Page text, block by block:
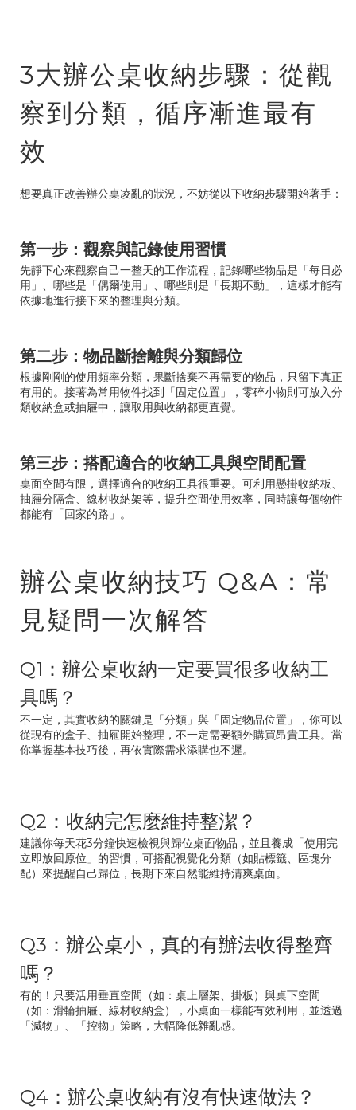
3大辦公桌收納步驟：從觀
察到分類，循序漸進最有
效
想要真正改善辦公桌凌亂的狀況，不妨從以下收納步驟開始著手：
第一步：觀察與記錄使用習慣
先靜下心來觀察自己一整天的工作流程，記錄哪些物品是「每日必
用」、哪些是「偶爾使用」、哪些則是「長期不動」，這樣才能有
依據地進行接下來的整理與分類。
第二步：物品斷捨離與分類歸位
根據剛剛的使用頻率分類，果斷捨棄不再需要的物品，只留下真正
有用的。接著為常用物件找到「固定位置」，零碎小物則可放入分
類收納盒或抽屜中，讓取用與收納都更直覺。
第三步：搭配適合的收納工具與空間配置
桌面空間有限，選擇適合的收納工具很重要。可利用懸掛收納板、
抽屜分隔盒、線材收納架等，提升空間使用效率，同時讓每個物件
都能有「回家的路」。
辦公桌收納技巧 Q&A：常
見疑問一次解答
Q1：辦公桌收納一定要買很多收納工
具嗎？
不一定，其實收納的關鍵是「分類」與「固定物品位置」，你可以
從現有的盒子、抽屜開始整理，不一定需要額外購買昂貴工具。當
你掌握基本技巧後，再依實際需求添購也不遲。
Q2：收納完怎麼維持整潔？
建議你每天花3分鐘快速檢視與歸位桌面物品，並且養成「使用完
立即放回原位」的習慣，可搭配視覺化分類（如貼標籤、區塊分
配）來提醒自己歸位，長期下來自然能維持清爽桌面。
Q3：辦公桌小，真的有辦法收得整齊
嗎？
有的！只要活用垂直空間（如：桌上層架、掛板）與桌下空間
（如：滑輪抽屜、線材收納盒），小桌面一樣能有效利用，並透過
「減物」、「控物」策略，大幅降低雜亂感。
Q4：辦公桌收納有沒有快速做法？